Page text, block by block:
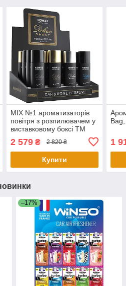
MIX №1 ароматизаторів
повітря з розпилювачем у
виставковому боксі ТМ
Nowax серія Deluxe Spray,
50 ml
2 579₴ 2 820 ₴
Купити
1
–17%